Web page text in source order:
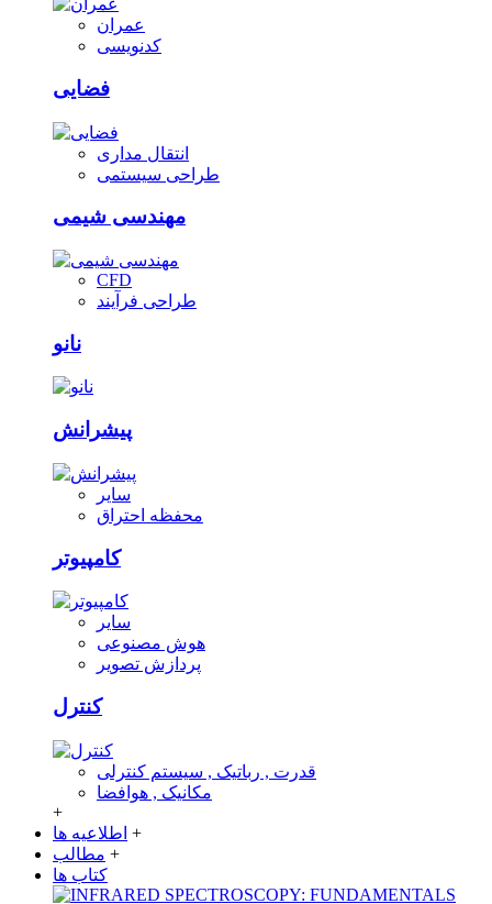
عمران
کدنویسی
فضایی
انتقال مداری
طراحی سیستمی
مهندسی شیمی
CFD
طراحی فرآیند
نانو
پیشرانش
سایر
محفظه احتراق
کامپیوتر
سایر
هوش مصنوعی
پردازش تصویر
کنترل
قدرت , رباتیک , سیستم کنترلی
مکانیک , هوافضا
+
اطلاعیه ها +
مطالب +
کتاب ها